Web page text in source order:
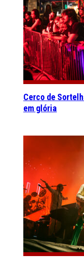
Cerco de
em glória